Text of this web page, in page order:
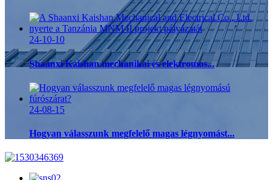
24-10-10
Shaanxi Kaishan mechanikai és elektromos...
24-08-15
Hogyan válasszunk megfelelő magas légnyomást...